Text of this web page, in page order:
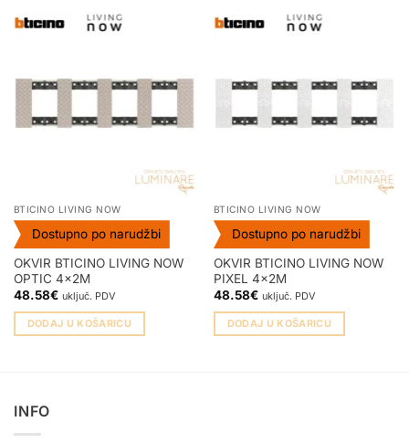
BTICINO LIVING NOW
Dostupno po narudžbi
OKVIR BTICINO LIVING NOW
OPTIC 4x2M
48.58€ uključ. PDV
DODAJ U KOŠARICU
BTICINO LIVING NOW
Dostupno po narudžbi
OKVIR BTICINO LIVING NOW
PIXEL 4x2M
48.58€ uključ. PDV
DODAJ U KOŠARICU
INFO